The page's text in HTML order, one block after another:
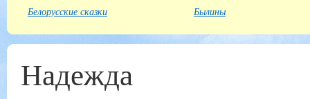
Белорусские сказки
Былины
Надежда